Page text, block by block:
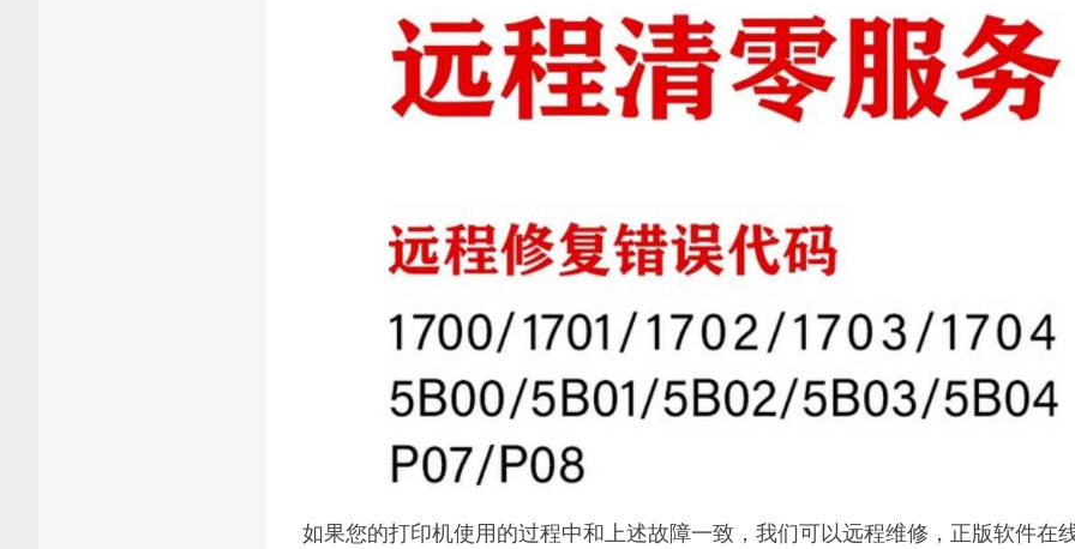
如果您的打印机使用的过程中和上述故障一致，我们可以远程维修，正版软件在